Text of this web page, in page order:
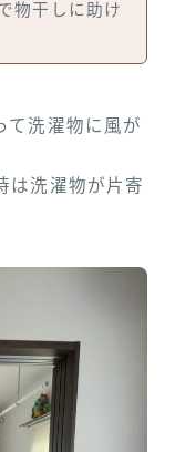
物干しに助け
て洗濯物に風が
は洗濯物が片寄